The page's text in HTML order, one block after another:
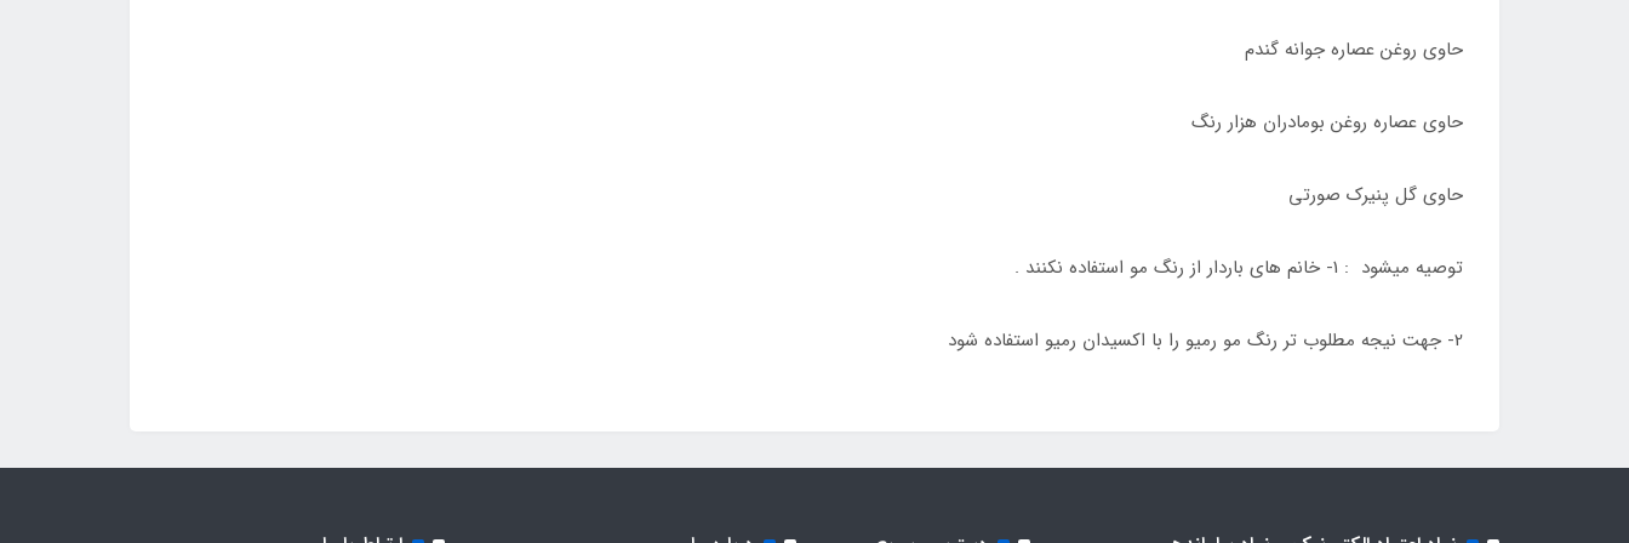
حاوی روغن عصاره جوانه گندم
حاوی عصاره روغن بومادران هزار رنگ
حاوی گل پنیرک صورتی
توصیه میشود : 1- خانم های باردار از رنگ مو استفاده نکنند .
2- جهت نیجه مطلوب تر رنگ مو رمیو را با اکسیدان رمیو استفاده شود